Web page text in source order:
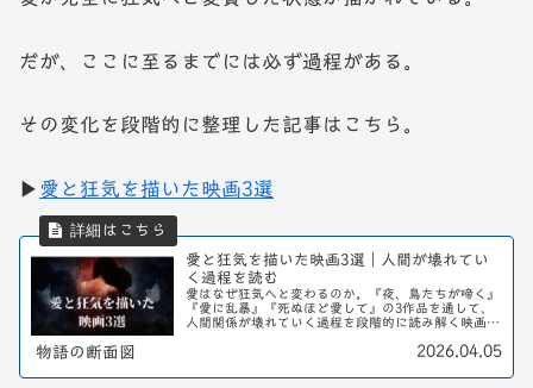
だが、ここに至るまでには必ず過程がある。
その変化を段階的に整理した記事はこちら。
▶ 愛と狂気を描いた映画3選
愛と狂気を描いた映画3選｜人間が壊れてい
く過程を読む
愛はなぜ狂気へと変わるのか。『夜、鳥たちが啼く』
『愛に乱暴』『死ぬほど愛して』の3作品を通して、
人間関係が壊れていく過程を段階的に読み解く映画考
物語の断面図 2026.04.05